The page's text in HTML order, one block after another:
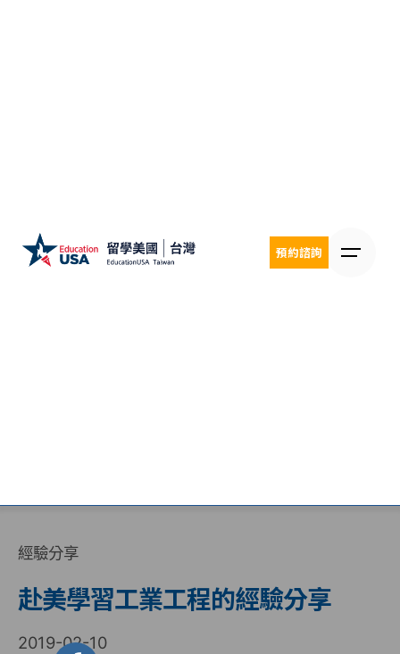
預約諮詢
經驗分享
赴美學習工業工程的經驗分享
2019-02-10